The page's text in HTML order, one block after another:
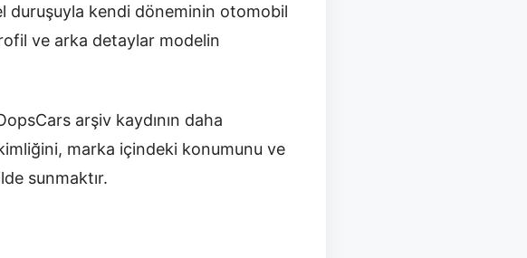
duruşuyla kendi döneminin otomobil
ve arka detaylar modelin
arşiv kaydının daha
marka içindeki konumunu ve
sunmaktır.